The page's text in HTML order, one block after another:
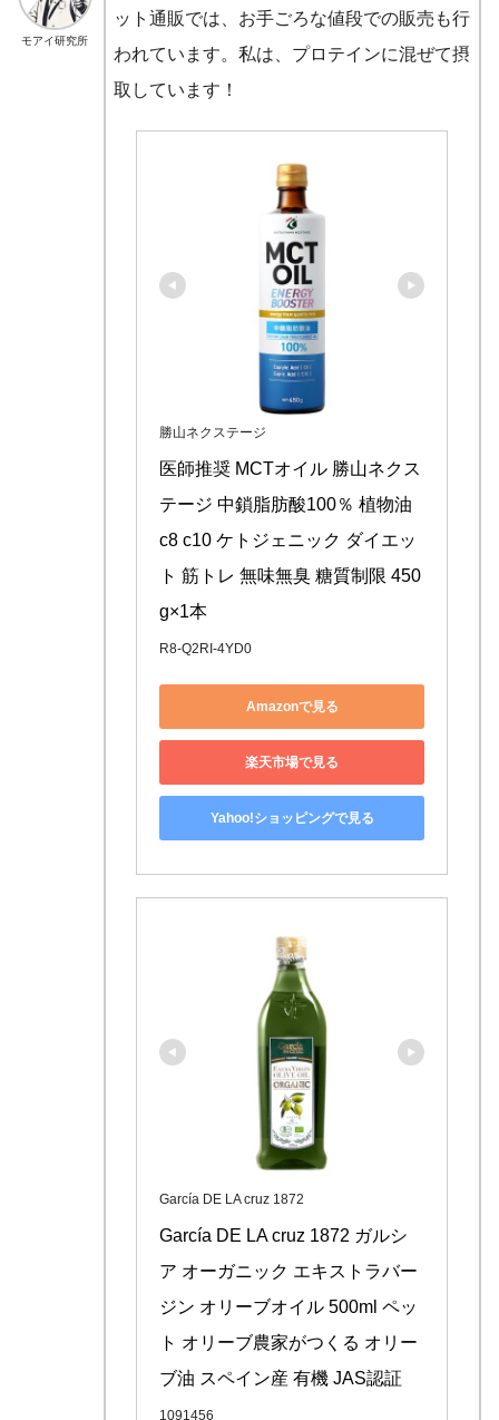
モアイ研究所
ット通販では、お手ごろな値段での販売も行
われています。私は、プロテインに混ぜて摂
取しています！
勝山ネクステージ
医師推奨 MCTオイル 勝山ネクス
テージ 中鎖脂肪酸100％ 植物油
c8 c10 ケトジェニック ダイエッ
ト 筋トレ 無味無臭 糖質制限 450
g×1本
R8-Q2RI-4YD0
Amazonで見る
楽天市場で見る
Yahoo!ショッピングで見る
García DE LA cruz 1872
García DE LA cruz 1872 ガルシ
ア オーガニック エキストラバー
ジン オリーブオイル 500ml ペッ
ト オリーブ農家がつくる オリー
ブ油 スペイン産 有機 JAS認証
1091456